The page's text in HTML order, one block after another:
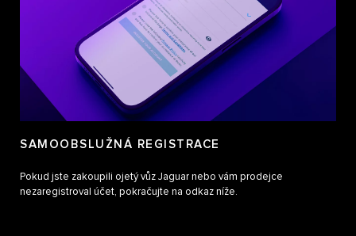
SAMOOBSLUŽNÁ REGISTRACE
Pokud jste zakoupili ojetý vůz Jaguar nebo vám prodejce
nezaregistroval účet, pokračujte na odkaz níže.